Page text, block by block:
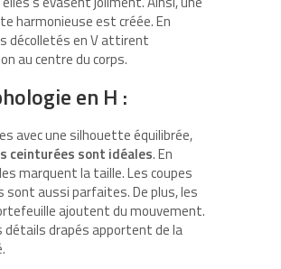
harmonieuse est créée. En
décolletés en V attirent
au centre du corps.
en H :
avec une silhouette équilibrée,
ceinturées sont idéales. En
marquent la taille. Les coupes
sont aussi parfaites. De plus, les
ajoutent du mouvement.
détails drapés apportent de la